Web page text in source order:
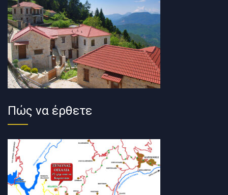
Πώς να έρθετε